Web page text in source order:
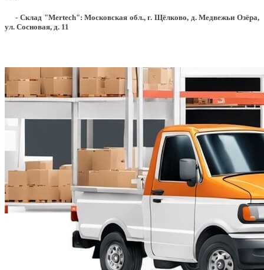
- Склад "Mertech": Московская обл., г. Щёлково, д. Медвежьи Озёра,
ул. Сосновая, д. 11